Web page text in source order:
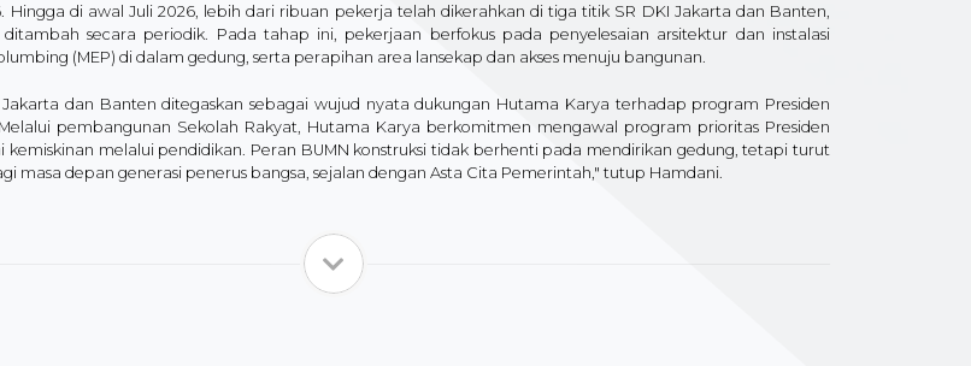
Hingga di awal Juli 2026, lebih dari ribuan pekerja telah dikerahkan di tiga titik SR DKI Jakarta dan Banten,
secara periodik. Pada tahap ini, pekerjaan berfokus pada penyelesaian arsitektur dan instalasi
(MEP) di dalam gedung, serta perapihan area lansekap dan akses menuju bangunan.
Jakarta dan Banten ditegaskan sebagai wujud nyata dukungan Hutama Karya terhadap program Presiden
pembangunan Sekolah Rakyat, Hutama Karya berkomitmen mengawal program prioritas Presiden
kemiskinan melalui pendidikan. Peran BUMN konstruksi tidak berhenti pada mendirikan gedung, tetapi turut
masa depan generasi penerus bangsa, sejalan dengan Asta Cita Pemerintah," tutup Hamdani.